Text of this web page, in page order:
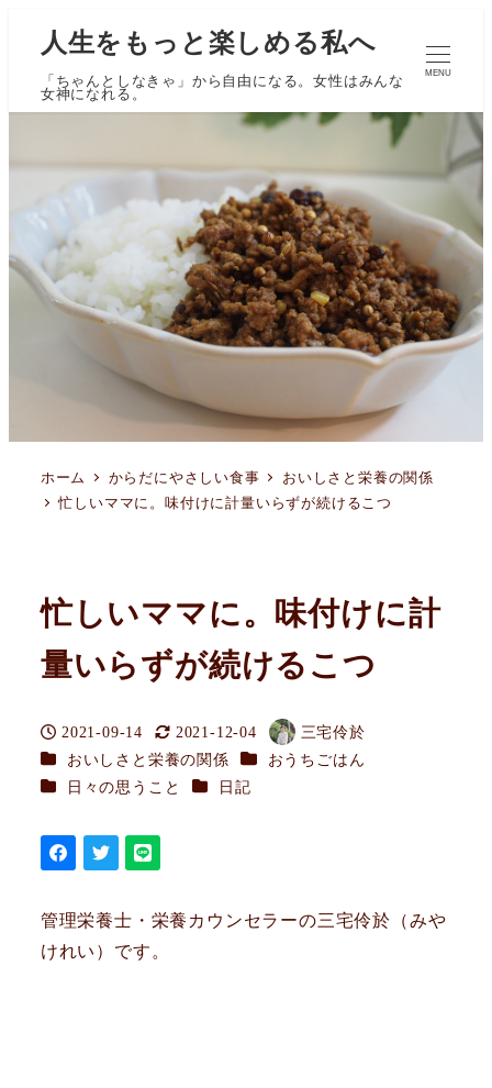
人生をもっと楽しめる私へ
「ちゃんとしなきゃ」から自由になる。女性はみんな
女神になれる。
MENU
ホーム からだにやさしい食事
おいしさと栄養の関係
忙しいママに。味付けに計量いらずが続けるこつ
忙しいママに。味付けに計
量いらずが続けるこつ
投稿日
2021-09-14
更新日
2021-12-04
著
者
三宅伶於
カテゴリー
おいしさと栄養の関係 カテゴリー
おうちごはん
カテゴリー
日々の思うこと カテゴリー
日記
管理栄養士・栄養カウンセラーの三宅伶於（みや
けれい）です。